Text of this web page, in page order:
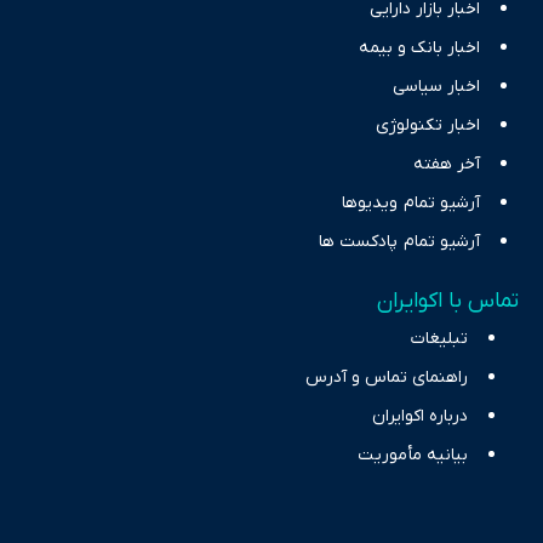
اخبار بازار دارایی
اخبار بانک و بیمه
اخبار سیاسی
اخبار تکنولوژی
آخر هفته
آرشیو تمام ویدیوها
آرشیو تمام پادکست ها
تماس با اکوایران
تبلیغات
راهنمای تماس و آدرس
درباره اکوایران
بیانیه مأموریت